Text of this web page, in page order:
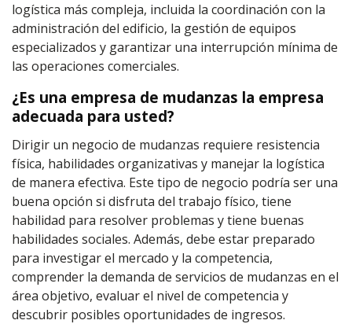
logística más compleja, incluida la coordinación con la
administración del edificio, la gestión de equipos
especializados y garantizar una interrupción mínima de
las operaciones comerciales.
¿Es una empresa de mudanzas la empresa
adecuada para usted?
Dirigir un negocio de mudanzas requiere resistencia
física, habilidades organizativas y manejar la logística
de manera efectiva. Este tipo de negocio podría ser una
buena opción si disfruta del trabajo físico, tiene
habilidad para resolver problemas y tiene buenas
habilidades sociales. Además, debe estar preparado
para investigar el mercado y la competencia,
comprender la demanda de servicios de mudanzas en el
área objetivo, evaluar el nivel de competencia y
descubrir posibles oportunidades de ingresos.